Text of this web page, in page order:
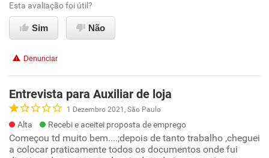
Esta avaliação foi útil?
Sim Não
Denunciar
Entrevista para Auxiliar de loja
1 Dezembro 2021, São Paulo
Alta Recebi e aceitei proposta de emprego
Começou td muito bem....;depois de tanto trabalho ,cheguei
a colocar praticamente todos os documentos onde fui